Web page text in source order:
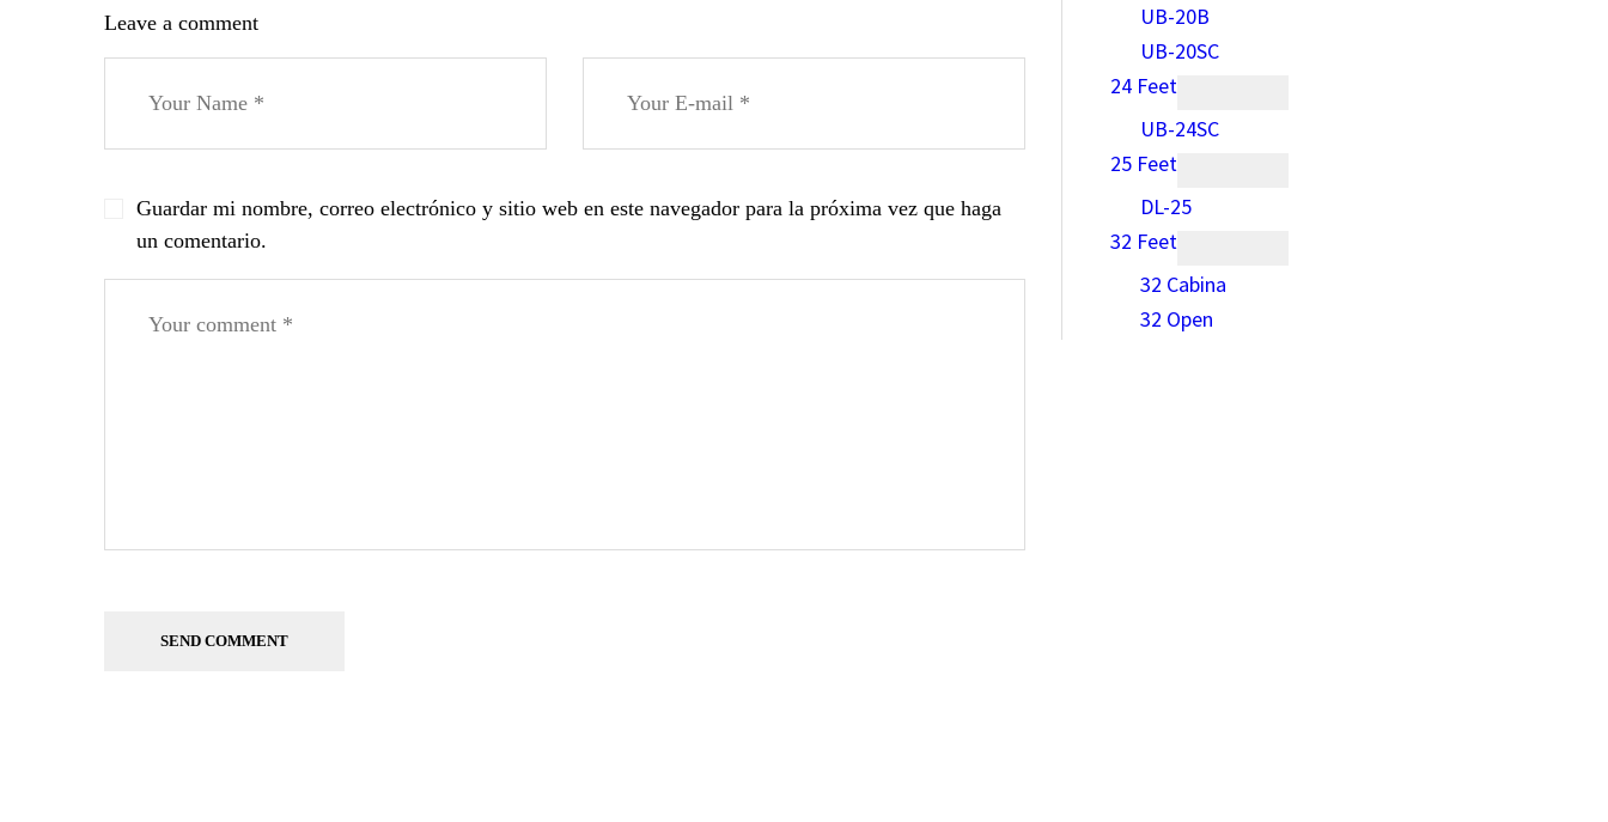
Leave a comment
Guardar mi nombre, correo electrónico y sitio web en este navegador para la próxima vez que haga
un comentario.
UB-20B
UB-20SC
24 Feet
UB-24SC
25 Feet
DL-25
32 Feet
32 Cabina
32 Open